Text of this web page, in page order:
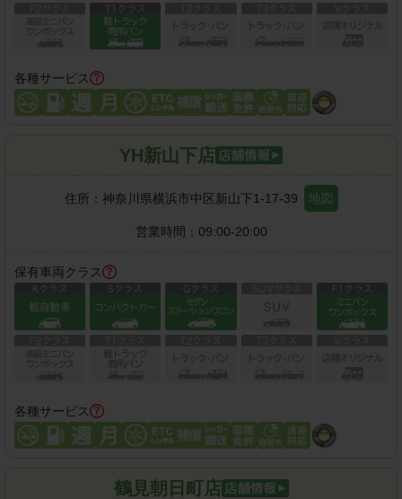
各種サービス
YH新山下店
住所： 神奈川県横浜市中区新山下1-17-39 地図
営業時間： 09:00-20:00
保有車両クラス
各種サービス
鶴見朝日町店